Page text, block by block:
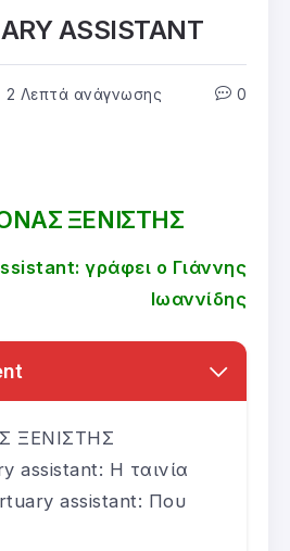
ASSISTANT
2 Λεπτά ανάγνωσης 0
ΞΕΝΙΣΤΗΣ
γράφει ο Γιάννης
Ιωαννίδης
ΞΕΝΙΣΤΗΣ
assistant: Η ταινία
assistant: Που